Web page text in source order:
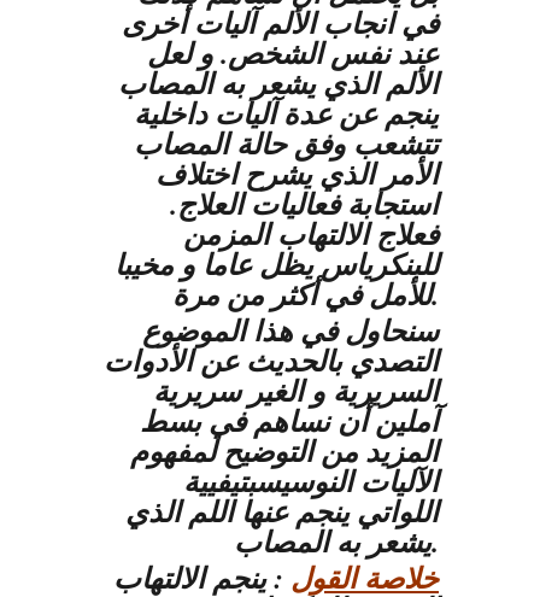
في انجاب الألم آليات أخرى
عند نفس الشخص. و لعل
الألم الذي يشعر به المصاب
ينجم عن عدة آليات داخلية
تتشعب وفق حالة المصاب
الأمر الذي يشرح اختلاف
استجابة فعاليات العلاج.
فعلاج الالتهاب المزمن
للبنكرياس يظل عاما و مخيبا
للأمل في أكثر من مرة.
سنحاول في هذا الموضوع
التصدي بالحديث عن الأدوات
السريرية و الغير سريرية
آملين أن نساهم في بسط
المزيد من التوضيح لمفهوم
الآليات النوسيسبتيفيية
اللواتي ينجم عنها اللم الذي
يشعر به المصاب.
خلاصة القول : ينجم الالتهاب